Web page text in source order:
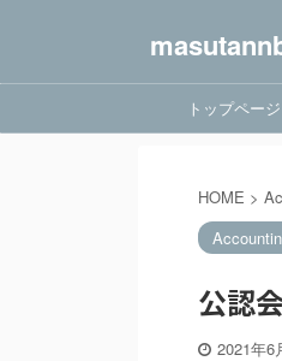
トップページ
HOME >
公認
2021年6